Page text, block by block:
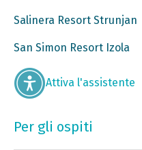
Salinera Resort Strunjan
San Simon Resort Izola
Attiva l'assistente
Per gli ospiti